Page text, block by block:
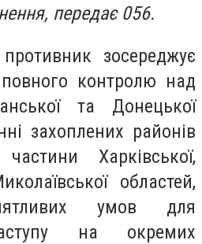
передає 056.
зосереджує
контролю над
та Донецької
захоплених районів
Харківської,
областей,
умов для
на окремих